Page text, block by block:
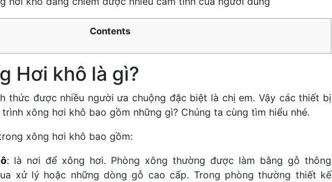
Contents
Hơi khô là gì?
thức được nhiều người ưa chuộng đặc biệt là chị em. Vậy các thiết bị
xông hơi khô bao gồm những gì? Chúng ta cùng tìm hiểu nhé.
xông hơi khô bao gồm:
: là nơi để xông hơi. Phòng xông thường được làm bằng gỗ thông
xử lý hoặc những dòng gỗ cao cấp. Trong phòng thường thiết kế